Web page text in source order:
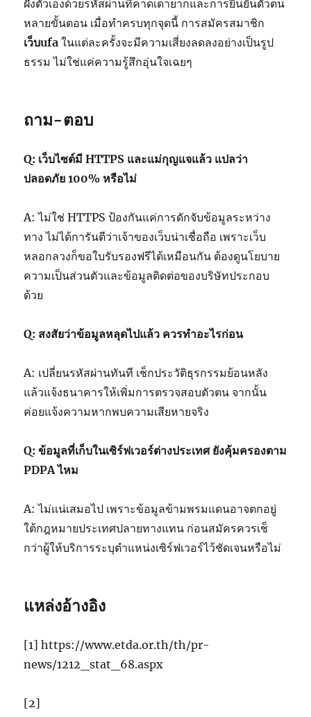
ฝั่งตัวเองด้วยรหัสผ่านที่คาดเดายากและการยืนยันตัวตน
หลายขั้นตอน เมื่อทำครบทุกจุดนี้ การสมัครสมาชิก
เว็บufa ในแต่ละครั้งจะมีความเสี่ยงลดลงอย่างเป็นรูป
ธรรม ไม่ใช่แค่ความรู้สึกอุ่นใจเฉยๆ
ถาม-ตอบ
Q: เว็บไซต์มี HTTPS และแม่กุญแจแล้ว แปลว่า
ปลอดภัย 100% หรือไม่
A: ไม่ใช่ HTTPS ป้องกันแค่การดักจับข้อมูลระหว่าง
ทาง ไม่ได้การันตีว่าเจ้าของเว็บน่าเชื่อถือ เพราะเว็บ
หลอกลวงก็ขอใบรับรองฟรีได้เหมือนกัน ต้องดูนโยบาย
ความเป็นส่วนตัวและข้อมูลติดต่อของบริษัทประกอบ
ด้วย
Q: สงสัยว่าข้อมูลหลุดไปแล้ว ควรทำอะไรก่อน
A: เปลี่ยนรหัสผ่านทันที เช็กประวัติธุรกรรมย้อนหลัง
แล้วแจ้งธนาคารให้เพิ่มการตรวจสอบตัวตน จากนั้น
ค่อยแจ้งความหากพบความเสียหายจริง
Q: ข้อมูลที่เก็บในเซิร์ฟเวอร์ต่างประเทศ ยังคุ้มครองตาม
PDPA ไหม
A: ไม่แน่เสมอไป เพราะข้อมูลข้ามพรมแดนอาจตกอยู่
ใต้กฎหมายประเทศปลายทางแทน ก่อนสมัครควรเช็
กว่าผู้ให้บริการระบุตำแหน่งเซิร์ฟเวอร์ไว้ชัดเจนหรือไม่
แหล่งอ้างอิง
[1] https://www.etda.or.th/th/pr-
news/1212_stat_68.aspx
[2]